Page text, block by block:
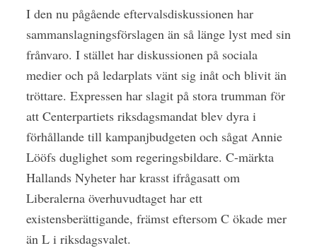
I den nu pågående eftervalsdiskussionen har
sammanslagningsförslagen än så länge lyst med sin
frånvaro. I stället har diskussionen på sociala
medier och på ledarplats vänt sig inåt och blivit än
tröttare. Expressen har slagit på stora trumman för
att Centerpartiets riksdagsmandat blev dyra i
förhållande till kampanjbudgeten och sågat Annie
Lööfs duglighet som regeringsbildare. C-märkta
Hallands Nyheter har krasst ifrågasatt om
Liberalerna överhuvudtaget har ett
existensberättigande, främst eftersom C ökade mer
än L i riksdagsvalet.